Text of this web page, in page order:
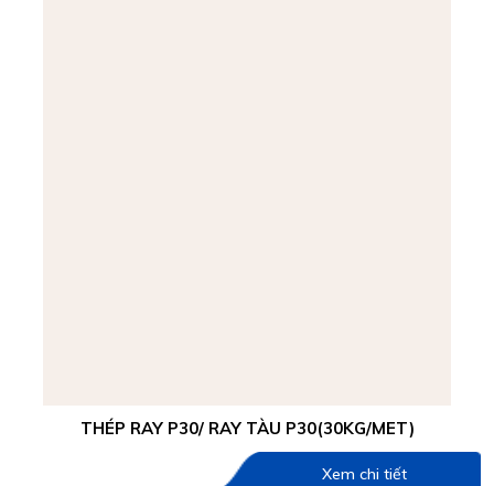
THÉP RAY P30/ RAY TÀU P30(30KG/MET)
Xem chi tiết